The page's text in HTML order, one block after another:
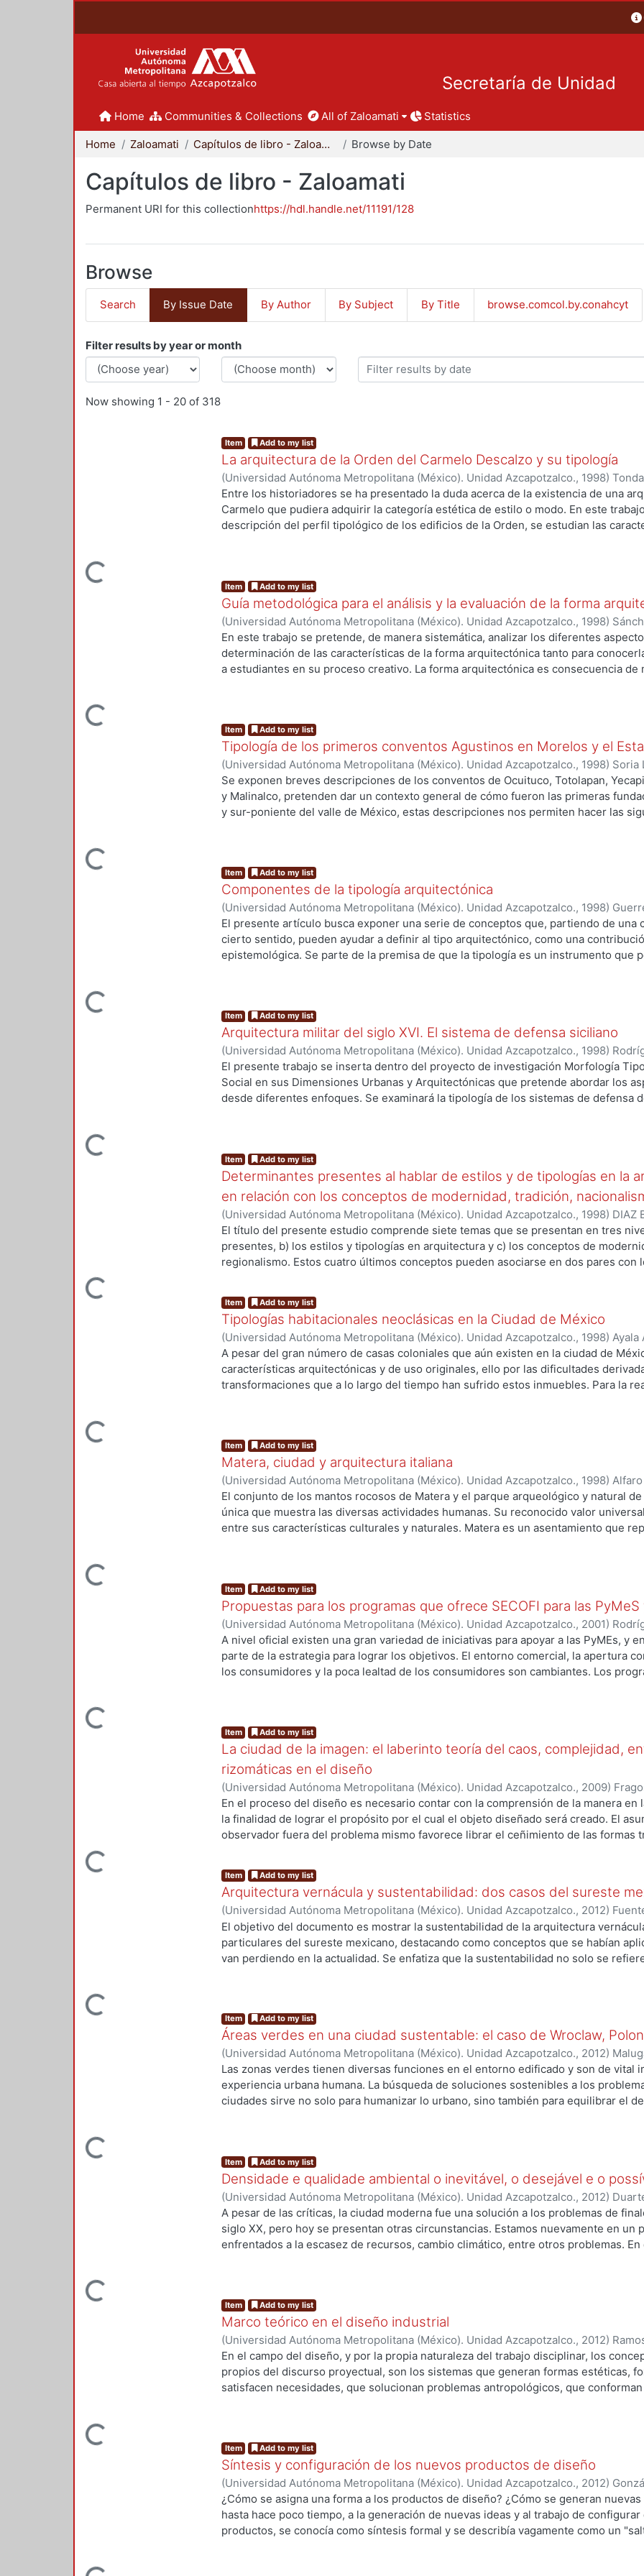
Secretaría de Unidad
Home Communities & Collections All of Zaloamati Statistics
Home Zaloamati Capítulos de libro - Zaloamati Browse by Date
Capítulos de libro - Zaloamati
Permanent URI for this collectionhttps://hdl.handle.net/11191/128
Browse
Search By Issue Date By Author By Subject By Title browse.comcol.by.conahcyt
Filter results by year or month
Now showing 1 - 20 of 318
Loading...
Item Add to my list
La arquitectura de la Orden del Carmelo Descalzo y su tipología
(Universidad Autónoma Metropolitana (México). Unidad Azcapotzalco., 1998)
Entre los historiadores se ha presentado la duda acerca de la existencia de una
Carmelo que pudiera adquirir la categoría estética de estilo o modo. En este
descripción del perfil tipológico de los edificios de la Orden, se estudian las
órdenes, materiales, cubiertas, fachadas, atrios, claustros, y retablos, referidos a la
Loading...
Item Add to my list
Guía metodológica para el análisis y la evaluación de la forma
(Universidad Autónoma Metropolitana (México). Unidad Azcapotzalco., 1998)
Manuel Ángel
En este trabajo se pretende, de manera sistemática, analizar los diferentes
determinación de las características de la forma arquitectónica tanto para
a estudiantes en su proceso creativo. La forma arquitectónica es consecuencia
Materiales y Tecnología; Sistemas de ordenamiento y Voluntad expresiva.
Loading...
Item Add to my list
Tipología de los primeros conventos Agustinos en Morelos y el
(Universidad Autónoma Metropolitana (México). Unidad Azcapotzalco., 1998) Soria
Se exponen breves descripciones de los conventos de Ocuituco, Totolapan,
y Malinalco, pretenden dar un contexto general de cómo fueron las primeras
y sur-poniente del valle de México, estas descripciones nos permiten hacer las
obedece a la construcción precisamente la capilla abierta y el convento por lo
general utilizado en todos los conventos es prácticamente igual, es decir, atrio al
posas, templo de una sola nave, convento al costado derecho del templo (al sur en
pórtico de acceso alineado a la fachada del templo, tres crujías de habitaciones y
deambulatorio y el huerto del conjunto al costado derecho y posterior (sur y
Loading...
Item Add to my list
Componentes de la tipología arquitectónica
(Universidad Autónoma Metropolitana (México). Unidad Azcapotzalco., 1998)
El presente artículo busca exponer una serie de conceptos que, partiendo de una
cierto sentido, pueden ayudar a definir al tipo arquitectónico, como una
epistemológica. Se parte de la premisa de que la tipología es un instrumento que
consideran objetivamente probables y empíricamente relevantes. Los tipos se
vinculando elementos abstractos para construir un concepto representativo de la
las necesidades de la investigación o del proyecto así lo demandan, "intensificar"
ampliar sus capacidades operativas. De esta manera la tipología permite
consideran más destacados de los fenómenos, ayudando a la conformación de
temáticas específicas del conocimiento.
Loading...
Item Add to my list
Arquitectura militar del siglo XVI. El sistema de defensa siciliano
(Universidad Autónoma Metropolitana (México). Unidad Azcapotzalco., 1998)
El presente trabajo se inserta dentro del proyecto de investigación Morfología
Social en sus Dimensiones Urbanas y Arquitectónicas que pretende abordar los
desde diferentes enfoques. Se examinará la tipología de los sistemas de defensa
construcciones y los sistemas desarrollados en esta área tendrán gran impacto en
especial en el área del Caribe y el Golfo de México.
Loading...
Item Add to my list
Determinantes presentes al hablar de estilos y de tipologías en la
en relación con los conceptos de modernidad, tradición,
(Universidad Autónoma Metropolitana (México). Unidad Azcapotzalco., 1998) DIAZ
El título del presente estudio comprende siete temas que se presentan en tres
presentes, b) los estilos y tipologías en arquitectura y c) los conceptos de
regionalismo. Estos cuatro últimos conceptos pueden asociarse en dos pares con
y pueden relacionarse y articularse mediante vínculos o elementos comunes que
relativo a las determinantes presentes.
Loading...
Item Add to my list
Tipologías habitacionales neoclásicas en la Ciudad de México
(Universidad Autónoma Metropolitana (México). Unidad Azcapotzalco., 1998)Ayala
A pesar del gran número de casas coloniales que aún existen en la ciudad de
características arquitectónicas y de uso originales, ello por las dificultades
transformaciones que a lo largo del tiempo han sufrido estos inmuebles. Para la
Heredia en un pequeño predio ubicado a espaldas del palacio virreinal, sobre la
Ambos ejemplos son representativos del tipo de casas que hacia las últimas
una buena parte de la población de la Ciudad de México.
Loading...
Item Add to my list
Matera, ciudad y arquitectura italiana
(Universidad Autónoma Metropolitana (México). Unidad Azcapotzalco., 1998)
El conjunto de los mantos rocosos de Matera y el parque arqueológico y natural
única que muestra las diversas actividades humanas. Su reconocido valor
entre sus características culturales y naturales. Matera es un asentamiento que
Loading...
Item Add to my list
Propuestas para los programas que ofrece SECOFI para las
(Universidad Autónoma Metropolitana (México). Unidad Azcapotzalco., 2001)
A nivel oficial existen una gran variedad de iniciativas para apoyar a las PyMEs, y
parte de la estrategia para lograr los objetivos. El entorno comercial, la apertura
los consumidores y la poca lealtad de los consumidores son cambiantes. Los
necesidades y deseos de los consumidores que buscan un producto atractivo,
relación costo-beneficio; por otro lado, el fabricante quiere obtener un beneficio
el mercado que sean diferenciables. En el proceso evolutivo de calidad hay cuatro
le empresa es su supervivencia; control, mediante la aplicación del Control
herramientas para estabilizar los procesos. En la mejora, se hace una
competidores para tratar de igualarlos. Y finalmente en la fase de innovación, la
internacional buscando la excelencia con producto pioneros.
Loading...
Item Add to my list
La ciudad de la imagen: el laberinto teoría del caos, complejidad,
rizomáticas en el diseño
(Universidad Autónoma Metropolitana (México). Unidad Azcapotzalco., 2009)
En el proceso del diseño es necesario contar con la comprensión de la manera
la finalidad de lograr el propósito por el cual el objeto diseñado será creado. El
observador fuera del problema mismo favorece librar el ceñimiento de las formas
fundamental contar con una óptica alterna de la producción del sentido en la
diferencia proporcionada por un proceso caótico y lleno de bifurcaciones
visión del orden-caos permite la existencia de un filtro más complejo sin el cual no
comprensión de la producción del sentido de las imágenes para los entornos
Loading...
Item Add to my list
Arquitectura vernácula y sustentabilidad: dos casos del sureste
(Universidad Autónoma Metropolitana (México). Unidad Azcapotzalco., 2012)
González Mejía, Olinka
El objetivo del documento es mostrar la sustentabilidad de la arquitectura
particulares del sureste mexicano, destacando como conceptos que se habían
van perdiendo en la actualidad. Se enfatiza que la sustentabilidad no solo se
pueblos, al imprimirle características transmitidas entre generaciones, por lo que
como una manifestación cultural y, por lo tanto, la sustentabilidad también debe
culturales.
Loading...
Item Add to my list
Áreas verdes en una ciudad sustentable: el caso de Wroclaw,
(Universidad Autónoma Metropolitana (México). Unidad Azcapotzalco., 2012)
Las zonas verdes tienen diversas funciones en el entorno edificado y son de vital
experiencia urbana humana. La búsqueda de soluciones sostenibles a los
ciudades sirve no solo para humanizar lo urbano, sino también para equilibrar el
urbano equilibrado, un principio clave para el diseño sostenible. Este estudio
zonas verdes existentes en la ciudad y las características de su configuración
contemporáneas en la planificación y diseño de áreas verdes urbanas. En este
caso de estudio de Wroclaw, Polonia.
Loading...
Item Add to my list
Densidade e qualidade ambiental o inevitável, o desejável e o
(Universidad Autónoma Metropolitana (México). Unidad Azcapotzalco., 2012)
A pesar de las críticas, la ciudad moderna fue una solución a los problemas de
siglo XX, pero hoy se presentan otras circunstancias. Estamos nuevamente en un
enfrentados a la escasez de recursos, cambio climático, entre otros problemas.
ocupación urbana de mayor densidad es inevitable. La urbanización y alta
El modo de vida más denso continuará desarrollándose y en un futuro será la norma.
Loading...
Item Add to my list
Marco teórico en el diseño industrial
(Universidad Autónoma Metropolitana (México). Unidad Azcapotzalco., 2012)
Pérez, Blanca Estela;Zafra Ballinas, Alejandra;Revueltas Valle, José Silvestre;
Sánchez, Víctor
En el campo del diseño, y por la propia naturaleza del trabajo disciplinar, los
propios del discurso proyectual, son los sistemas que generan formas estéticas,
satisfacen necesidades, que solucionan problemas antropológicos, que
idea, al concepto, al sistema, a la imagen que formamos mentalmente y que tiene
una apariencia exterior, una figura que nos posibilita si ya existe, o posibilitará en
asignación de significados según la circunstancia en que se encuentre.
Item Add to my list
Síntesis y configuración de los nuevos productos de diseño
(Universidad Autónoma Metropolitana (México). Unidad Azcapotzalco., 2012)
¿Cómo se asigna una forma a los productos de diseño? ¿Cómo se generan
hasta hace poco tiempo, a la generación de nuevas ideas y al trabajo de
productos, se conocía como síntesis formal y se describía vagamente como un